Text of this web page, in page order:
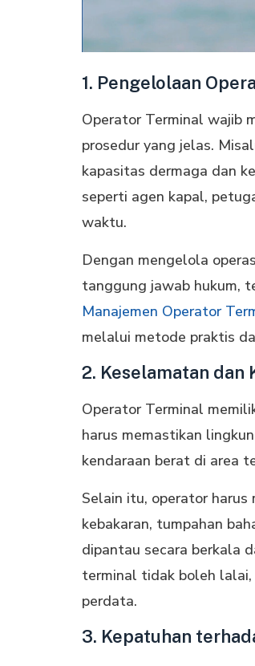
1. Pengelolaan
Operator Terminal wajib
prosedur yang jelas.
kapasitas dermaga dan
seperti agen kapal,
waktu.
Dengan mengelola
tanggung jawab hukum,
Manajemen Operator
melalui metode praktis
2. Keselamatan dan
Operator Terminal
harus memastikan
kendaraan berat di area
Selain itu, operator harus
kebakaran, tumpahan
dipantau secara berkala
terminal tidak boleh
perdata.
3. Kepatuhan